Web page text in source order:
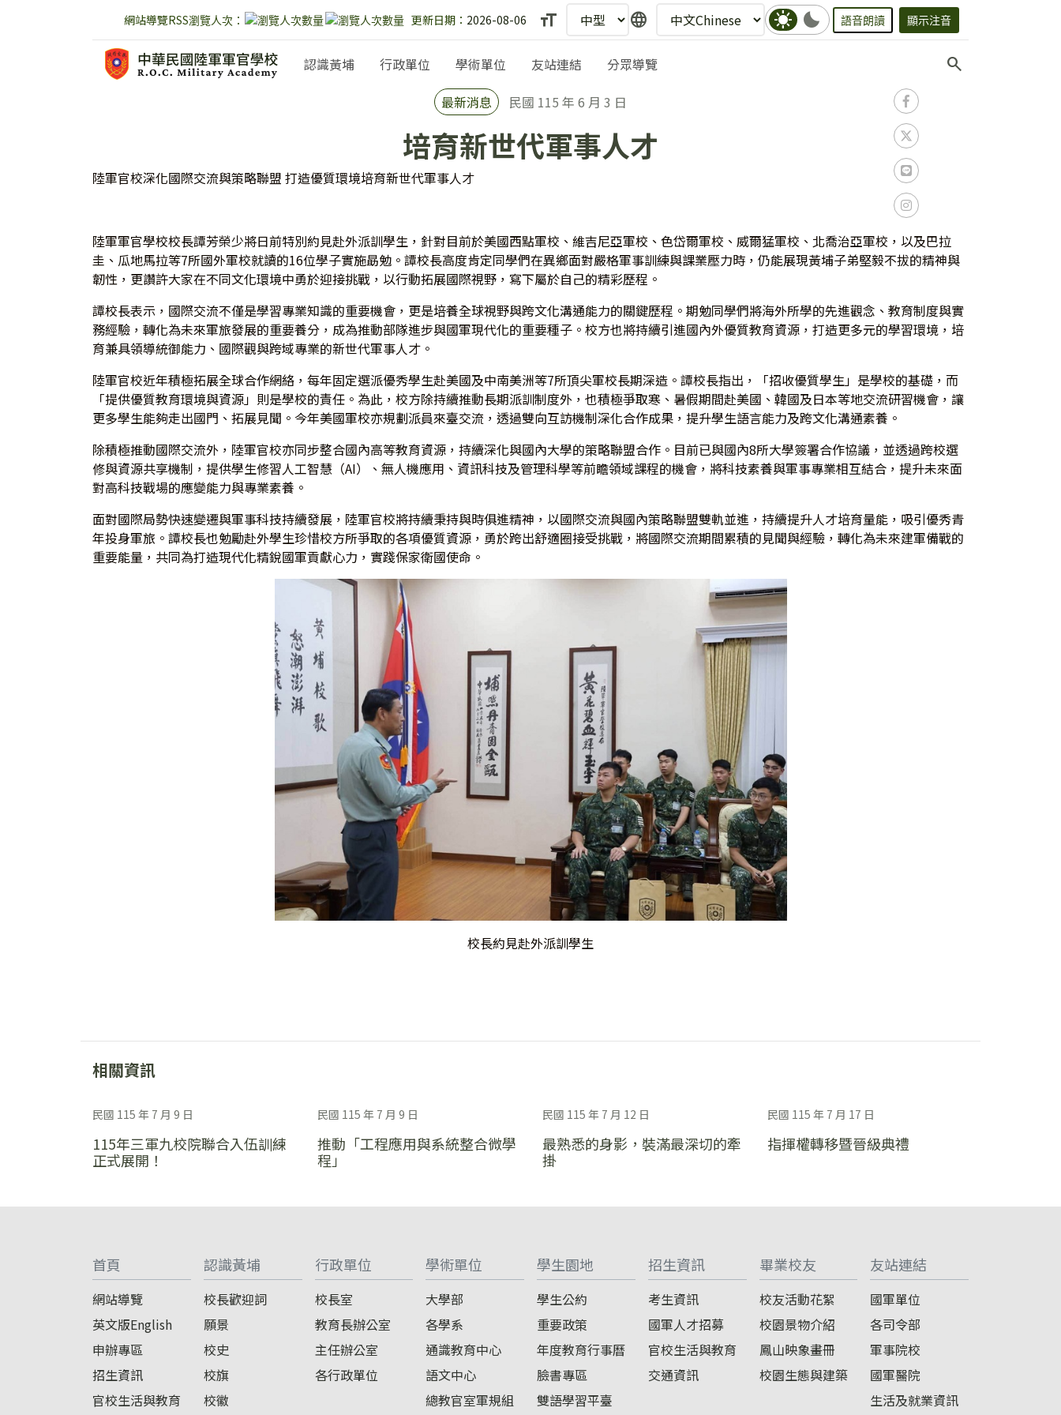
網站導覽RSS瀏覽人次： 更新日期： 2026-08-06 text_fields language sunny bedtime 語音朗讀 顯示注音
::: 認識黃埔 行政單位 學術單位 友站連結 分眾導覽 search
最新消息 民國 115 年 6 月 3 日
培育新世代軍事人才
陸軍官校深化國際交流與策略聯盟 打造優質環境培育新世代軍事人才
陸軍軍官學校校長譚芳榮少將日前特別約見赴外派訓學生，針對目前於美國西點軍校、維吉尼亞軍校、色岱爾軍校、威爾猛軍校、北喬治亞軍校，以及巴拉
圭、瓜地馬拉等7所國外軍校就讀的16位學子實施勗勉。譚校長高度肯定同學們在異鄉面對嚴格軍事訓練與課業壓力時，仍能展現黃埔子弟堅毅不拔的精神與
韌性，更讚許大家在不同文化環境中勇於迎接挑戰，以行動拓展國際視野，寫下屬於自己的精彩歷程。
譚校長表示，國際交流不僅是學習專業知識的重要機會，更是培養全球視野與跨文化溝通能力的關鍵歷程。期勉同學們將海外所學的先進觀念、教育制度與實
務經驗，轉化為未來軍旅發展的重要養分，成為推動部隊進步與國軍現代化的重要種子。校方也將持續引進國內外優質教育資源，打造更多元的學習環境，培
育兼具領導統御能力、國際觀與跨域專業的新世代軍事人才。
陸軍官校近年積極拓展全球合作網絡，每年固定選派優秀學生赴美國及中南美洲等7所頂尖軍校長期深造。譚校長指出，「招收優質學生」是學校的基礎，而
「提供優質教育環境與資源」則是學校的責任。為此，校方除持續推動長期派訓制度外，也積極爭取寒、暑假期間赴美國、韓國及日本等地交流研習機會，讓
更多學生能夠走出國門、拓展見聞。今年美國軍校亦規劃派員來臺交流，透過雙向互訪機制深化合作成果，提升學生語言能力及跨文化溝通素養。
除積極推動國際交流外，陸軍官校亦同步整合國內高等教育資源，持續深化與國內大學的策略聯盟合作。目前已與國內8所大學簽署合作協議，並透過跨校選
修與資源共享機制，提供學生修習人工智慧（AI）、無人機應用、資訊科技及管理科學等前瞻領域課程的機會，將科技素養與軍事專業相互結合，提升未來面
對高科技戰場的應變能力與專業素養。
面對國際局勢快速變遷與軍事科技持續發展，陸軍官校將持續秉持與時俱進精神，以國際交流與國內策略聯盟雙軌並進，持續提升人才培育量能，吸引優秀青
年投身軍旅。譚校長也勉勵赴外學生珍惜校方所爭取的各項優質資源，勇於跨出舒適圈接受挑戰，將國際交流期間累積的見聞與經驗，轉化為未來建軍備戰的
重要能量，共同為打造現代化精銳國軍貢獻心力，實踐保家衛國使命。
校長約見赴外派訓學生
相關資訊
民國 115 年 7 月 9 日
115年三軍九校院聯合入伍訓練
正式展開！
民國 115 年 7 月 9 日
推動「工程應用與系統整合微學
程」
民國 115 年 7 月 12 日
最熟悉的身影，裝滿最深切的牽
掛
民國 115 年 7 月 17 日
指揮權轉移暨晉級典禮
首頁
網站導覽
英文版English
申辦專區
招生資訊
官校生活與教育
認識黃埔
校長歡迎詞
願景
校史
校旗
校徽
行政單位
校長室
教育長辦公室
主任辦公室
各行政單位
學術單位
大學部
各學系
通識教育中心
語文中心
總教官室軍規組
學生園地
學生公約
重要政策
年度教育行事曆
臉書專區
雙語學習平臺
招生資訊
考生資訊
國軍人才招募
官校生活與教育
交通資訊
畢業校友
校友活動花絮
校園景物介紹
鳳山映象畫冊
校園生態與建築
友站連結
國軍單位
各司令部
軍事院校
國軍醫院
生活及就業資訊